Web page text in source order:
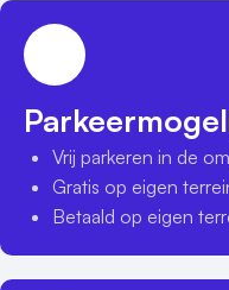
Vrij parkeren in de
Gratis op eigen
Betaald op eigen